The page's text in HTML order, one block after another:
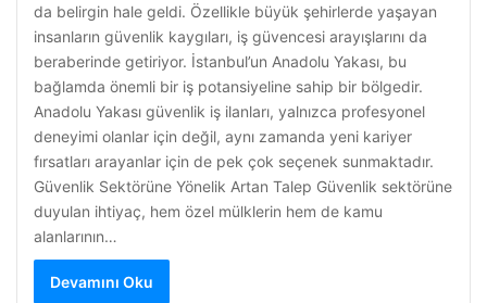
da belirgin hale geldi. Özellikle büyük şehirlerde yaşayan
insanların güvenlik kaygıları, iş güvencesi arayışlarını da
beraberinde getiriyor. İstanbul’un Anadolu Yakası, bu
bağlamda önemli bir iş potansiyeline sahip bir bölgedir.
Anadolu Yakası güvenlik iş ilanları, yalnızca profesyonel
deneyimi olanlar için değil, aynı zamanda yeni kariyer
fırsatları arayanlar için de pek çok seçenek sunmaktadır.
Güvenlik Sektörüne Yönelik Artan Talep Güvenlik sektörüne
duyulan ihtiyaç, hem özel mülklerin hem de kamu
alanlarının…
Devamını Oku